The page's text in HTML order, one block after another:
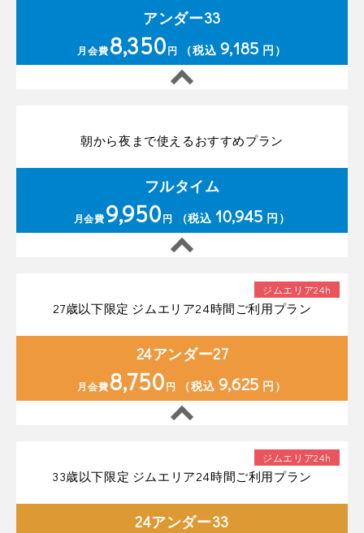
アンダー33
月会費8,350円 （税込 9,185 円）
朝から夜まで使えるおすすめプラン
フルタイム
月会費9,950円 （税込 10,945 円）
ジムエリア24h
27歳以下限定 ジムエリア24時間ご利用プラン
24アンダー27
月会費8,750円 （税込 9,625 円）
ジムエリア24h
33歳以下限定 ジムエリア24時間ご利用プラン
24アンダー33